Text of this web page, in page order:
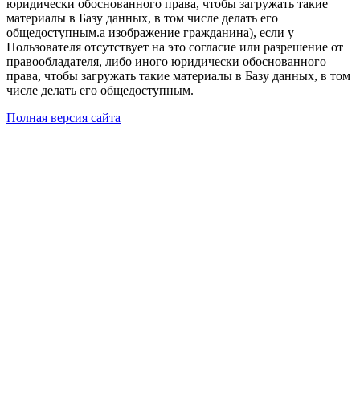
юридически обоснованного права, чтобы загружать такие
материалы в Базу данных, в том числе делать его
общедоступным.а изображение гражданина), если у
Пользователя отсутствует на это согласие или разрешение от
правообладателя, либо иного юридически обоснованного
права, чтобы загружать такие материалы в Базу данных, в том
числе делать его общедоступным.
Полная версия сайта